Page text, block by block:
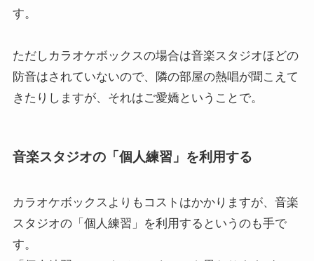
す。
ただしカラオケボックスの場合は音楽スタジオほどの
防音はされていないので、隣の部屋の熱唱が聞こえて
きたりしますが、それはご愛嬌ということで。
音楽スタジオの「個人練習」を利用する
カラオケボックスよりもコストはかかりますが、音楽
スタジオの「個人練習」を利用するというのも手で
す。